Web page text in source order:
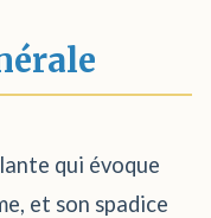
qui évoque
et son spadice